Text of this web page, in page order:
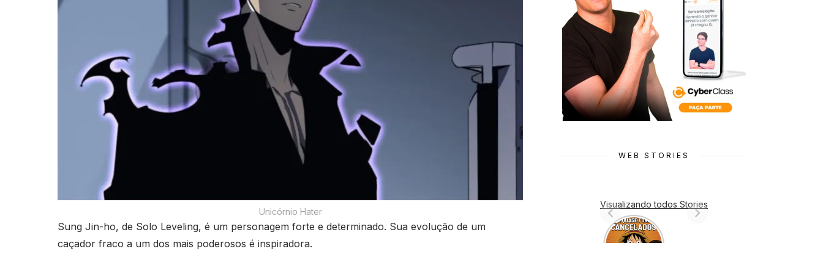
Unicórnio Hater
Sung Jin-ho, de Solo Leveling, é um personagem forte e determinado. Sua evolução de um
caçador fraco a um dos mais poderosos é inspiradora.
WEB STORIES
Visualizando todos Stories
7 Animes
que quase